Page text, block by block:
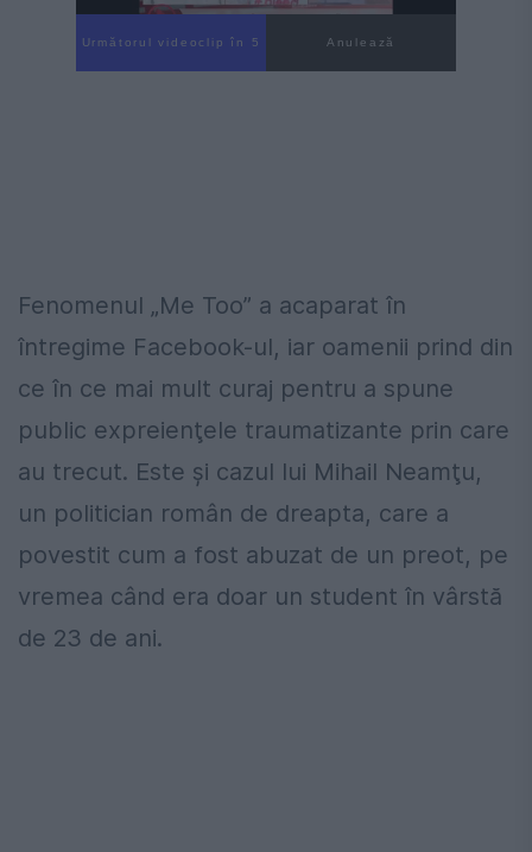
Următorul videoclip în 4 Anulează
Fenomenul „Me Too” a acaparat în
întregime Facebook-ul, iar oamenii prind din
ce în ce mai mult curaj pentru a spune
public expreienţele traumatizante prin care
au trecut. Este şi cazul lui Mihail Neamţu,
un politician român de dreapta, care a
povestit cum a fost abuzat de un preot, pe
vremea când era doar un student în vârstă
de 23 de ani.